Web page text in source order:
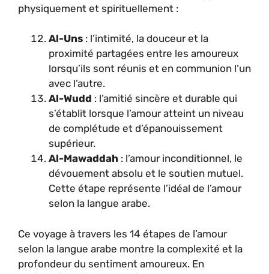
physiquement et spirituellement :
Al-Uns : l’intimité, la douceur et la
proximité partagées entre les amoureux
lorsqu’ils sont réunis et en communion l’un
avec l’autre.
Al-Wudd : l’amitié sincère et durable qui
s’établit lorsque l’amour atteint un niveau
de complétude et d’épanouissement
supérieur.
Al-Mawaddah : l’amour inconditionnel, le
dévouement absolu et le soutien mutuel.
Cette étape représente l’idéal de l’amour
selon la langue arabe.
Ce voyage à travers les 14 étapes de l’amour
selon la langue arabe montre la complexité et la
profondeur du sentiment amoureux. En